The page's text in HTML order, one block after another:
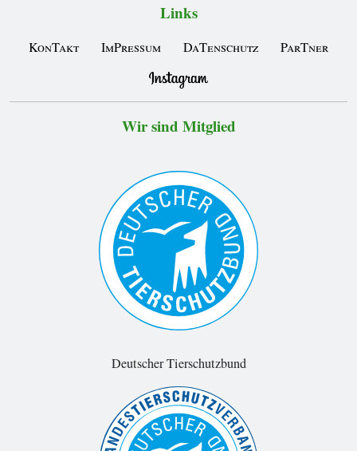
Links
KonTakt ImPressum DaTenschutz ParTner
Wir sind Mitglied
Deutscher Tierschutzbund